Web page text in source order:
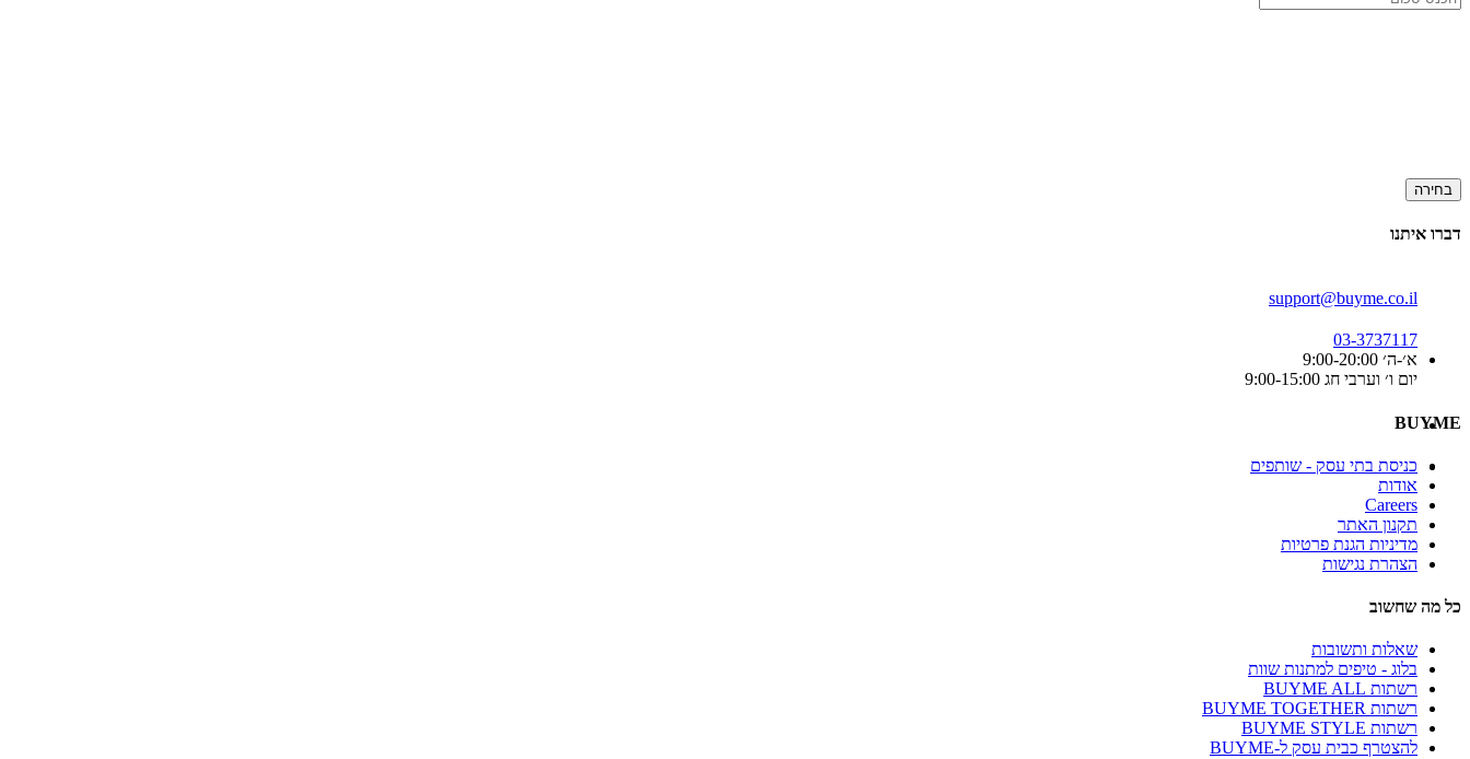
בחירה
דברו איתנו
support@buyme.co.il
03-3737117
א׳-ה׳ 9:00-20:00
יום ו׳ וערבי חג 9:00-15:00
BUYME
כניסת בתי עסק - שותפים
אודות
Careers
תקנון האתר
מדיניות הגנת פרטיות
הצהרת נגישות
כל מה שחשוב
שאלות ותשובות
בלוג - טיפים למתנות שוות
רשתות BUYME ALL
רשתות BUYME TOGETHER
רשתות BUYME STYLE
להצטרף כבית עסק ל-BUYME